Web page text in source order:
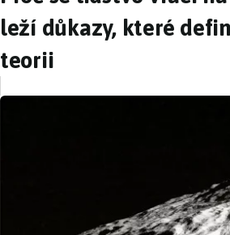
leží důkazy, které
teorii